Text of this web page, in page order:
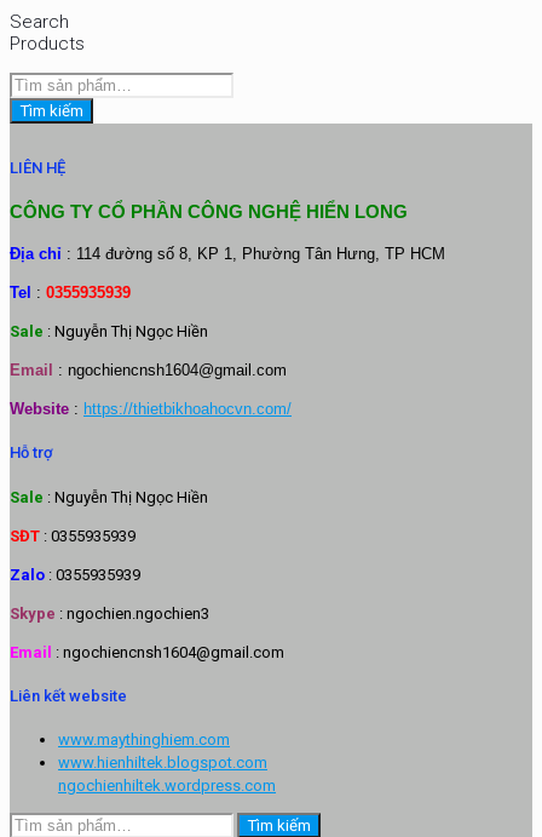
Search
Products
Tìm
kiếm:
Tìm kiếm
LIÊN HỆ
CÔNG TY CỔ PHẦN CÔNG NGHỆ HIỂN LONG
Địa chỉ : 114 đường số 8, KP 1, Phường Tân Hưng, TP HCM
Tel : 0355935939
Sale : Nguyễn Thị Ngọc Hiền
Email : ngochiencnsh1604@gmail.com
Website : https://thietbikhoahocvn.com/
Hỗ trợ
Sale : Nguyễn Thị Ngọc Hiền
SĐT : 0355935939
Zalo : 0355935939
Skype : ngochien.ngochien3
Email : ngochiencnsh1604@gmail.com
Liên kết website
www.maythinghiem.com
www.hienhiltek.blogspot.com
ngochienhiltek.wordpress.com
Tìm Tìm kiếm